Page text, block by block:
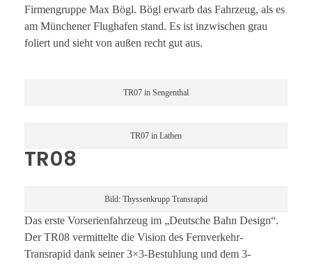
Firmengruppe Max Bögl. Bögl erwarb das Fahrzeug, als es
am Münchener Flughafen stand. Es ist inzwischen grau
foliert und sieht von außen recht gut aus.
TR07 in Sengenthal
TR07 in Lathen
TR08
Bild: Thyssenkrupp Transrapid
Das erste Vorserienfahrzeug im „Deutsche Bahn Design“.
Der TR08 vermittelte die Vision des Fernverkehr-
Transrapid dank seiner 3×3-Bestuhlung und dem 3-